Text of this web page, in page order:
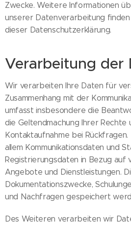
Zwecke. Weitere Informationen
unserer Datenverarbeitung
dieser Datenschutzerklärung.
Verarbeitung der
Wir verarbeiten Ihre Daten für
Zusammenhang mit der
umfasst insbesondere die
die Geltendmachung Ihrer Rechte
Kontaktaufnahme bei
allem Kommunikationsdaten und
Registrierungsdaten in Bezug auf
Angebote und Dienstleistungen.
Dokumentationszwecke,
und Nachfragen gespeichert
Des Weiteren verarbeiten wir